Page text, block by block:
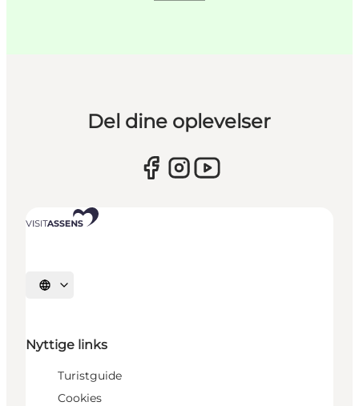
Del dine oplevelser
Vælg sprog
Nyttige links
Turistguide
Cookies